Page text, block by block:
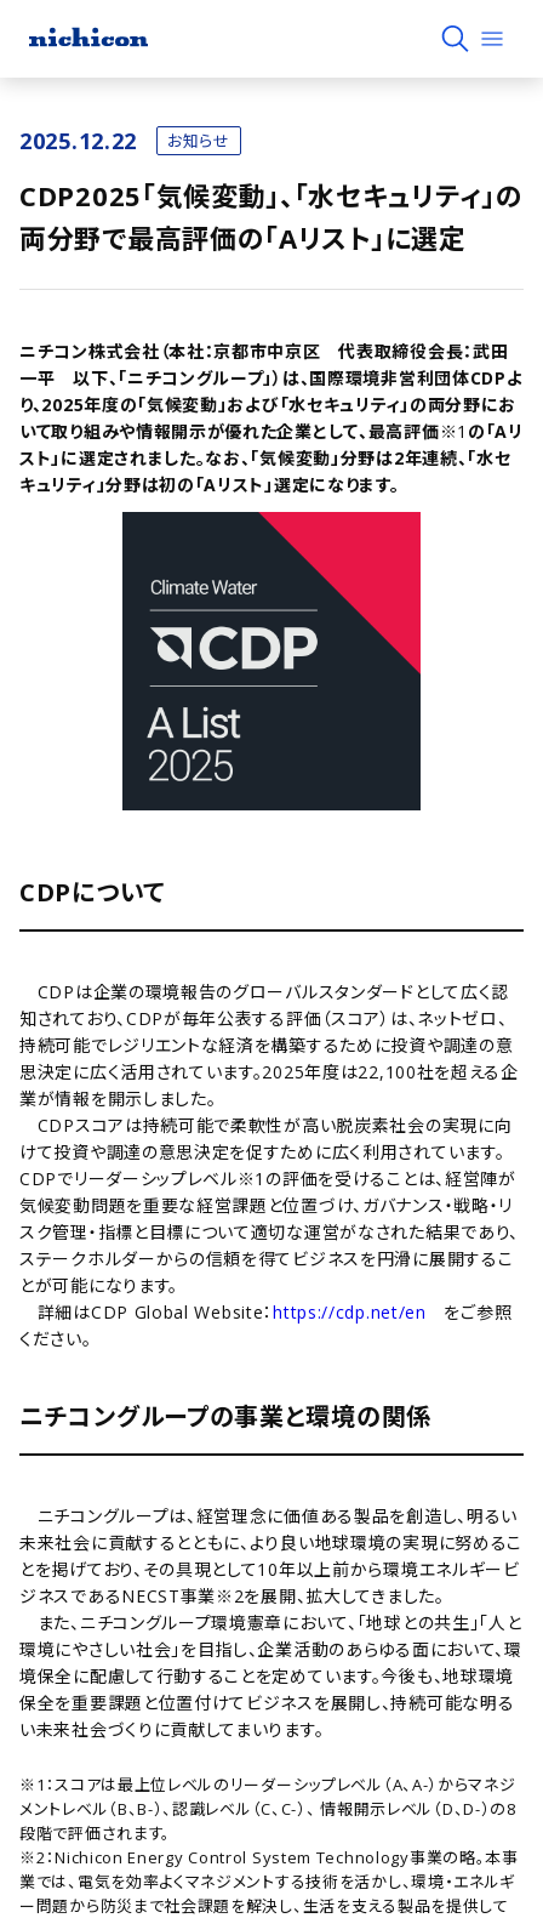
2025.12.22 お知らせ
CDP2025「気候変動」、「水セキュリティ」の
両分野で最高評価の「Aリスト」に選定
ニチコン株式会社（本社：京都市中京区 代表取締役会長：武田
一平 以下、「ニチコングループ」）は、国際環境非営利団体CDPよ
り、2025年度の「気候変動」および「水セキュリティ」の両分野にお
いて取り組みや情報開示が優れた企業として、最高評価※1 の「Aリ
スト」に選定されました。なお、「気候変動」分野は2年連続、「水セ
キュリティ」分野は初の「Aリスト」選定になります。
CDPについて
CDPは企業の環境報告のグローバルスタンダードとして広く認
知されており、CDPが毎年公表する評価（スコア）は、ネットゼロ、
持続可能でレジリエントな経済を構築するために投資や調達の意
思決定に広く活用されています。2025年度は22,100社を超える企
業が情報を開示しました。
CDPスコアは持続可能で柔軟性が高い脱炭素社会の実現に向
けて投資や調達の意思決定を促すために広く利用されています。
CDPでリーダーシップレベル※1の評価を受けることは、経営陣が
気候変動問題を重要な経営課題と位置づけ、ガバナンス・戦略・リ
スク管理・指標と目標について適切な運営がなされた結果であり、
ステークホルダーからの信頼を得てビジネスを円滑に展開するこ
とが可能になります。
詳細はCDP Global Website：https://cdp.net/en をご参照
ください。
ニチコングループの事業と環境の関係
ニチコングループは、経営理念に価値ある製品を創造し、明るい
未来社会に貢献するとともに、より良い地球環境の実現に努めるこ
とを掲げており、その具現として10年以上前から環境エネルギービ
ジネスであるNECST事業※2を展開、拡大してきました。
また、ニチコングループ環境憲章において、「地球との共生」「人と
環境にやさしい社会」を目指し、企業活動のあらゆる面において、環
境保全に配慮して行動することを定めています。今後も、地球環境
保全を重要課題と位置付けてビジネスを展開し、持続可能な明る
い未来社会づくりに貢献してまいります。
※1：スコアは最上位レベルのリーダーシップレベル（A、A-）からマネジ
メントレベル（B、B-）、認識レベル（C、C-）、 情報開示レベル（D、D-）の8
段階で評価されます。
※2：Nichicon Energy Control System Technology事業の略。本事
業では、電気を効率よくマネジメントする技術を活かし、環境・エネルギ
ー問題から防災まで社会課題を解決し、生活を支える製品を提供して